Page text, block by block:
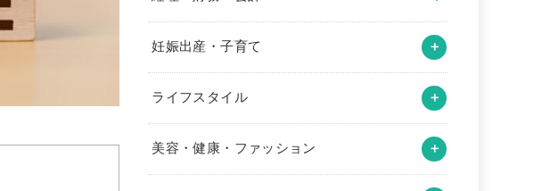
妊娠出産・子育て
ライフスタイル
美容・健康・ファッション